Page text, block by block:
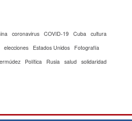
coronavirus COVID-19 Cuba cultura
elecciones Estados Unidos
Fotografía
Política Rusia salud solidaridad